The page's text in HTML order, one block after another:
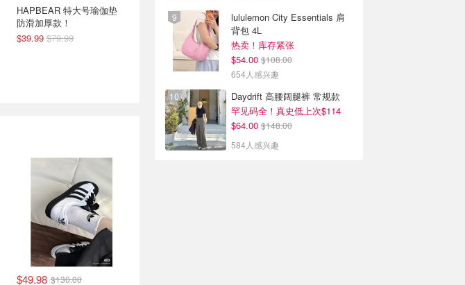
HAPBEAR 特大号瑜伽垫
防滑加厚款！
$39.99 $79.99
加固框架弹出式隐私帐篷
户外全遮蔽防晒
$39.99$79.99
$49.98 $130.00
lululemon City Essentials 肩
背包 4L
热卖！库存紧张
$54.00 $108.00
654人感兴趣
Daydrift 高腰阔腿裤 常规款
罕见码全！真史低上次$114
$64.00 $148.00
584人感兴趣